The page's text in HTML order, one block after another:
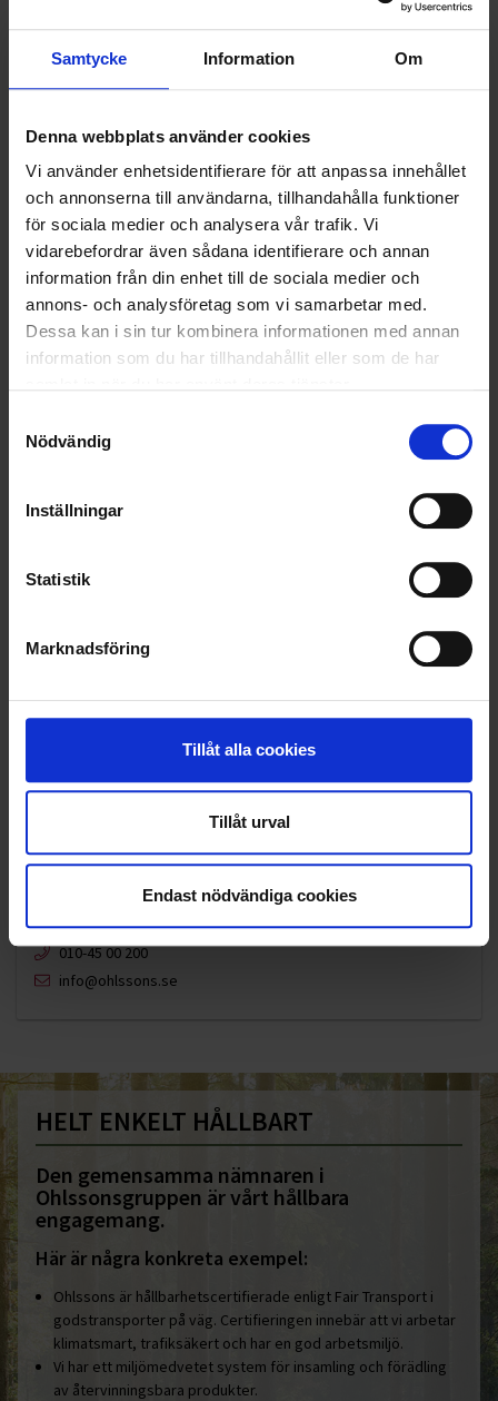
Samtycke Information Om
Denna webbplats använder cookies
Vi använder enhetsidentifierare för att anpassa innehållet
och annonserna till användarna, tillhandahålla funktioner
för sociala medier och analysera vår trafik. Vi
vidarebefordrar även sådana identifierare och annan
information från din enhet till de sociala medier och
annons- och analysföretag som vi samarbetar med.
Dessa kan i sin tur kombinera informationen med annan
information som du har tillhandahållit eller som de har
Nödvändig
Inställningar
Statistik
Marknadsföring
Tillåt alla cookies
Tillåt urval
Endast nödvändiga cookies
LANDSKRONA
NYA UPPDRAG
OHLSSONS REGION MITT
OHLSSONS REGION SYD
OHLSSONSKOLLEGOR
SAMARBETEN
010-45 00 200​
info@ohlssons.se
HELT ENKELT HÅLLBART
Den gemensamma nämnaren i
Ohlssonsgruppen är vårt hållbara
engagemang.
Här är några konkreta exempel:
Ohlssons är hållbarhetscertifierade enligt Fair Transport i
godstransporter på väg. Certifieringen innebär att vi arbetar
klimatsmart, trafiksäkert och har en god arbetsmiljö.
Vi har ett miljömedvetet system för insamling och förädling
av återvinningsbara produkter.